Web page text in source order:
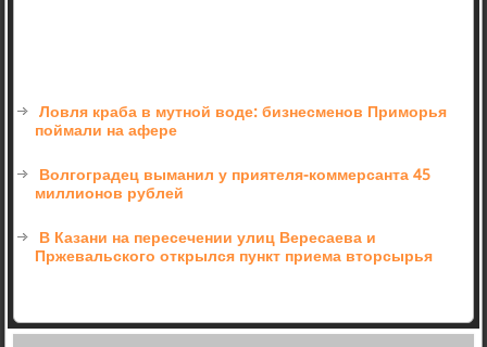
Ловля краба в мутной воде: бизнесменов Приморья
поймали на афере
Волгоградец выманил у приятеля-коммерсанта 45
миллионов рублей
В Казани на пересечении улиц Вересаева и
Пржевальского открылся пункт приема вторсырья